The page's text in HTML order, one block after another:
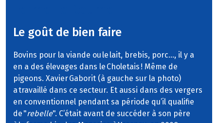
Le goût de bien faire
Bovins pour la viande ou le lait, brebis, porc…, il y a
en a des élevages dans le Choletais ! Même de
pigeons. Xavier Gaborit (à gauche sur la photo)
a travaillé dans ce secteur. Et aussi dans des vergers
en conventionnel pendant sa période qu’il qualifie
de "rebelle". C’était avant de succéder à son père